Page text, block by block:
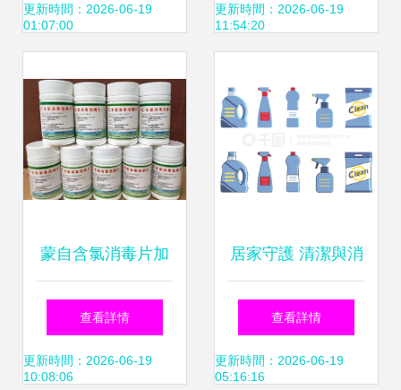
疫用品的市場變遷
更新時間：2026-06-19
01:07:00
與洗護液全面解析
更新時間：2026-06-19
11:54:20
蒙自含氯消毒片加
盟 攜手萌芽生物科
技，共筑健康防線
查看詳情
更新時間：2026-06-19
10:08:06
居家守護 清潔與消
毒用品的科學選擇
與使用指南
查看詳情
更新時間：2026-06-19
05:16:16